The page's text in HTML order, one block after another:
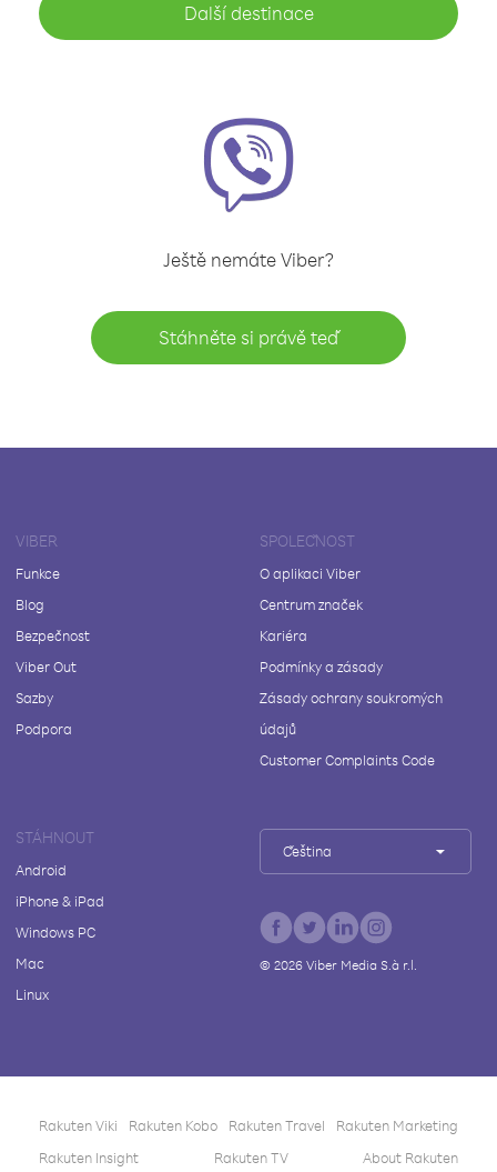
Další destinace
Ještě nemáte Viber?
Stáhněte si právě teď
VIBER
Funkce
Blog
Bezpečnost
Viber Out
Sazby
Podpora
SPOLEČNOST
O aplikaci Viber
Centrum značek
Kariéra
Podmínky a zásady
Zásady ochrany soukromých
údajů
Customer Complaints Code
STÁHNOUT
Android
iPhone & iPad
Windows PC
Mac
Linux
Čeština
© 2026Viber Media S.à r.l.
Rakuten Viki Rakuten Kobo Rakuten Travel
Rakuten Marketing
Rakuten Insight
Rakuten TV About Rakuten